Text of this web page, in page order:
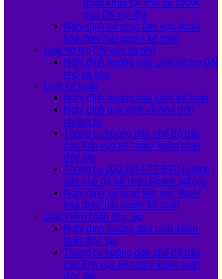
nhập khẩu tại chỗ để SXXK
của DN nội địa
Nghị định xử phạt lĩnh vực thuế/
hóa đơn/ hải quan/ kế toán
Luật hỗ trợ DN vừa và nhỏ
Nghị định hướng dẫn Luật hỗ trợ DN
nhỏ và vừa
Luật kế toán
Nghị định hướng dẫn Luật kế toán
Nghị định quy định về hóa đơn
chứng từ
Thông tư hướng dẫn chế độ báo
cáo lĩnh vực kế toán/ kiểm toán
độc lập
Thông tư 200.2014.TT-BTC hướng
dẫn chế độ kế toán Doanh nghiệp
Nghị định xử phạt lĩnh vực thuế/
hóa đơn/ hải quan/ kế toán
Luật kiểm toán độc lập
Nghị định hướng dẫn Luật kiểm
toán độc lập
Thông tư hướng dẫn chế độ báo
cáo lĩnh vực kế toán/ kiểm toán
độc lập